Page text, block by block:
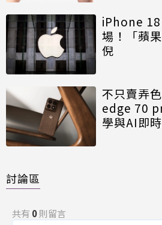
iPhone
場！「蘋
倪
不只賣弄
edge 70
學與AI即
討論區
共有 0則留言